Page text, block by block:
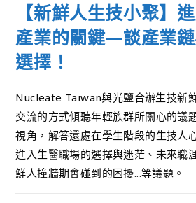
【新鮮人生技小聚】
產業的關鍵—談產業
選擇！
Nucleate Taiwan與光鹽合辦生技新
交流的方式傾聽年輕族群所關心的議
視角，解答還處在學生階段的生技人
進入生醫職場的選擇與迷茫、未來職
鮮人撞牆期會碰到的困擾...等議題。